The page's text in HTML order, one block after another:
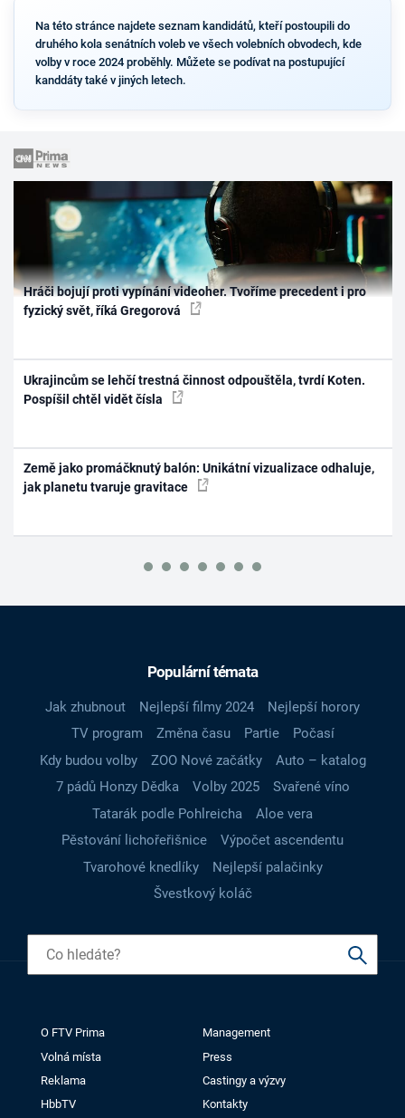
Na této stránce najdete seznam kandidátů, kteří postoupili do
druhého kola senátních voleb ve všech volebních obvodech, kde
volby v roce 2024 proběhly. Můžete se podívat na postupující
kanddáty také v jiných letech.
Hráči bojují proti vypínání videoher. Tvoříme precedent i pro
fyzický svět, říká Gregorová
Ukrajincům se lehčí trestná činnost odpouštěla, tvrdí Koten.
Pospíšil chtěl vidět čísla
Země jako promáčknutý balón: Unikátní vizualizace odhaluje,
jak planetu tvaruje gravitace
Populární témata
Jak zhubnout Nejlepší filmy 2024
Nejlepší horory
TV program
Změna času Partie
Počasí
Kdy budou volby
ZOO Nové začátky
Auto – katalog
7 pádů Honzy Dědka
Volby 2025
Svařené víno
Tatarák podle Pohlreicha
Aloe vera
Pěstování lichořeřišnice
Výpočet ascendentu
Tvarohové knedlíky
Nejlepší palačinky
Švestkový koláč
O FTV Prima
Management
Volná místa
Press
Reklama
Castingy a výzvy
HbbTV
Kontakty